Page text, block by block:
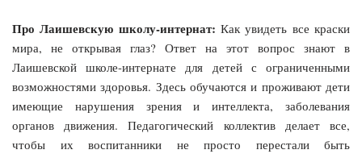
Про Лаишевскую школу-интернат: Как увидеть все краски
мира, не открывая глаз? Ответ на этот вопрос знают в
Лаишевской школе-интернате для детей с ограниченными
возможностями здоровья. Здесь обучаются и проживают дети
имеющие нарушения зрения и интеллекта, заболевания
органов движения. Педагогический коллектив делает все,
чтобы их воспитанники не просто перестали быть